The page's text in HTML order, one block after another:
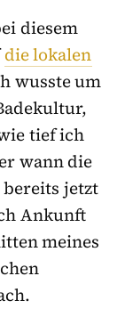
diesem
die lokalen
wusste um
tief ich
wann die
bereits jetzt
Ankunft
meines